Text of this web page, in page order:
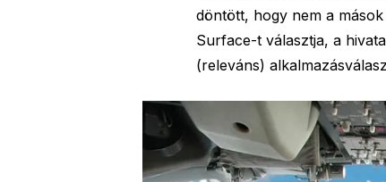
döntött, hogy nem a
Surface-t választja, a
(releváns)